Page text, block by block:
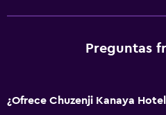
Preguntas
¿Ofrece Chuzenji Kanaya